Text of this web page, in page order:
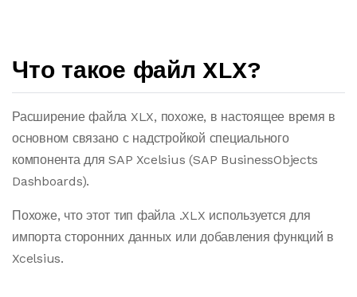
Что такое файл XLX?
Расширение файла XLX, похоже, в настоящее время в
основном связано с надстройкой специального
компонента для SAP Xcelsius (SAP BusinessObjects
Dashboards).
Похоже, что этот тип файла .XLX используется для
импорта сторонних данных или добавления функций в
Xcelsius.